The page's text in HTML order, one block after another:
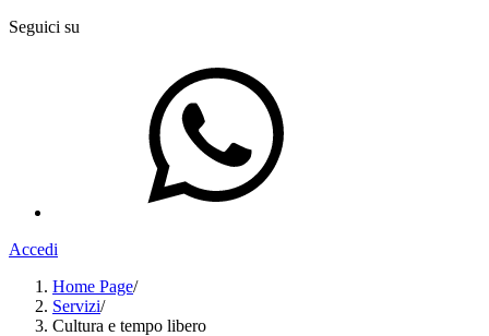
Seguici su
Accedi
Home Page/
Servizi/
Cultura e tempo libero